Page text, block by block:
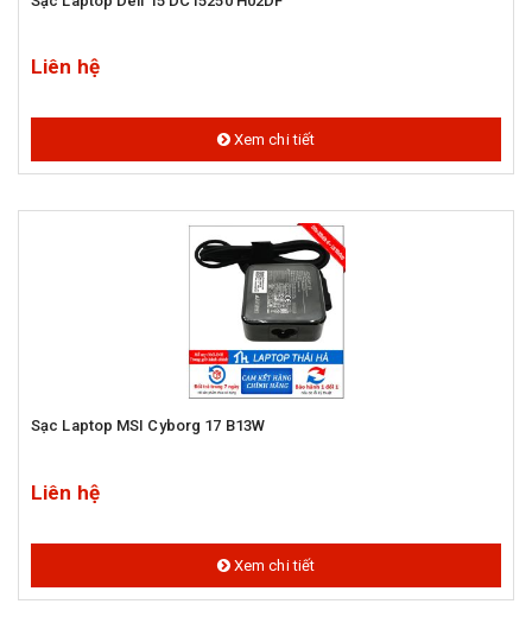
Liên hệ
Xem chi tiết
Sạc Laptop MSI Cyborg 17 B13W
Liên hệ
Xem chi tiết